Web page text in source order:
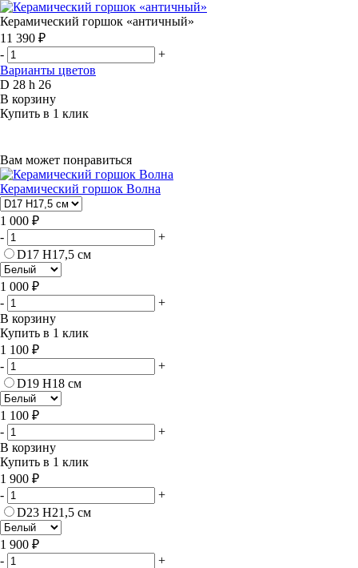
Керамический горшок «античный»
11 390 ₽
-
+
Варианты цветов
D 28 h 26
В корзину
Купить в 1 клик
Вам может понравиться
Керамический горшок Волна
1 000 ₽
-
+
D17 H17,5 см
1 000 ₽
-
+
В корзину
Купить в 1 клик
1 100 ₽
-
+
D19 H18 см
1 100 ₽
-
+
В корзину
Купить в 1 клик
1 900 ₽
-
+
D23 H21,5 см
1 900 ₽
-
+